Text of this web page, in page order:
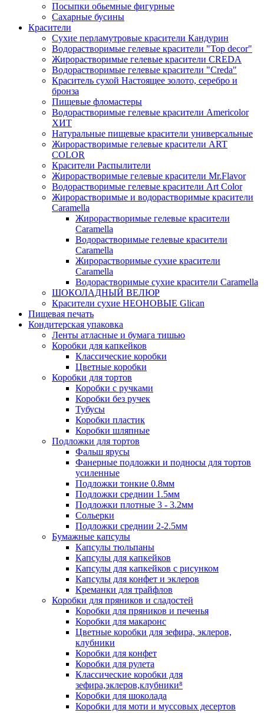
Посыпки обьемные фигурные
Сахарные бусины
Красители
Сухие перламутровые красители Кандурин
Водорастворимые гелевые красители "Top decor"
Жирорастворимые гелевые красители CREDA
Водорастворимые гелевые красители "Creda"
Краситель сухой Настоящее золото, серебро и
бронза
Пищевые фломастеры
Водорастворимые гелевые красители Americolor
ХИТ
Натуральные пищевые красители универсальные
Жирорастворимые гелевые красители ART
COLOR
Красители Распылители
Жирорастворимые гелевые красители Mr.Flavor
Водорастворимые гелевые красители Art Color
Жирорастворимые и водорастворимые красители
Caramella
Жирорастворимые гелевые красители
Caramella
Водорастворимые гелевые красители
Caramella
Жирорастворимые сухие красители
Caramella
Водорастворимые сухие красители Caramella
ШОКОЛАДНЫЙ ВЕЛЮР
Красители сухие НЕОНОВЫЕ Glican
Пищевая печать
Кондитерская упаковка
Ленты атласные и бумага тишью
Коробки для капкейков
Классические коробки
Цветные коробки
Коробки для тортов
Коробки с ручками
Коробки без ручек
Тубусы
Коробки пластик
Коробки шляпные
Подложки для тортов
Фальш ярусы
Фанерные подложки и подносы для тортов
усиленные
Подложки тонкие 0.8мм
Подложки среднии 1.5мм
Подложки плотные 3 - 3.2мм
Сольерки
Подложки среднии 2-2.5мм
Бумажные капсулы
Капсулы тюльпаны
Капсулы для капкейков
Капсулы для капкейков с рисунком
Капсулы для конфет и эклеров
Креманки для трайфлов
Коробки для пряников и сладостей
Коробки для пряников и печенья
Коробки для макаронс
Цветные коробки для зефира, эклеров,
клубники
Коробки для конфет
Коробки для рулета
Классические коробки для
зефира,эклеров,клубники⁸
Коробки для шоколада
Коробки для моти и муссовых десертов